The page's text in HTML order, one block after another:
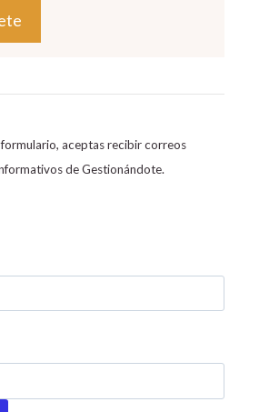
aceptas recibir correos
de Gestionándote.